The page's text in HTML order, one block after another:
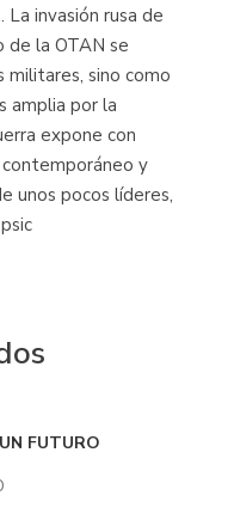
invasión rusa de
de la OTAN se
militares, sino como
amplia por la
expone con
y
unos pocos líderes,
FUTURO